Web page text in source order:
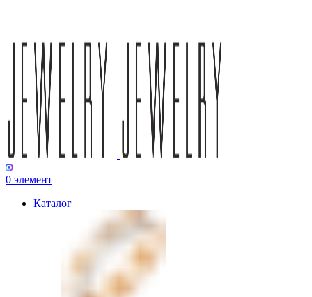
0 элемент
Каталог